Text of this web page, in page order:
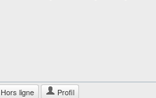
Hors ligne Profil